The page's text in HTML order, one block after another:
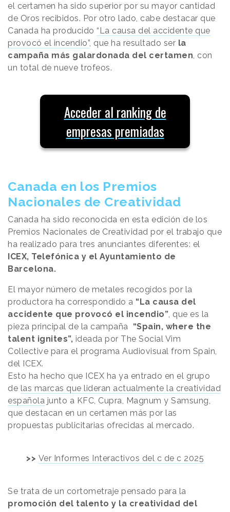
el certamen ha sido superior por su mayor cantidad
de Oros recibidos. Por otro lado, cabe destacar que
Canada ha producido “La causa del accidente que
provocó el incendio”, que ha resultado ser la
campaña más galardonada del certamen , con
un total de nueve trofeos.
Acceder al ranking de
empresas premiadas
Canada en los Premios
Nacionales de Creatividad
Canada ha sido reconocida en esta edición de los
Premios Nacionales de Creatividad por el trabajo que
ha realizado para tres anunciantes diferentes: el
ICEX, Telefónica y el Ayuntamiento de
Barcelona.
El mayor número de metales recogidos por la
productora ha correspondido a “La causa del
accidente que provocó el incendio” , que es la
pieza principal de la campaña
“Spain, where the
talent ignites”, ideada por The Social Vim
Collective para el programa Audiovisual from Spain,
del ICEX.
Esto ha hecho que ICEX ha ya entrado en el grupo
de las marcas que lideran actualmente la creatividad
española junto a KFC, Cupra, Magnum y Samsung,
que destacan en un certamen más por las
propuestas publicitarias ofrecidas al mercado.
>> Ver Informes Interactivos del c de c 2025
Se trata de un cortometraje pensado para la
promoción del talento y la creatividad del